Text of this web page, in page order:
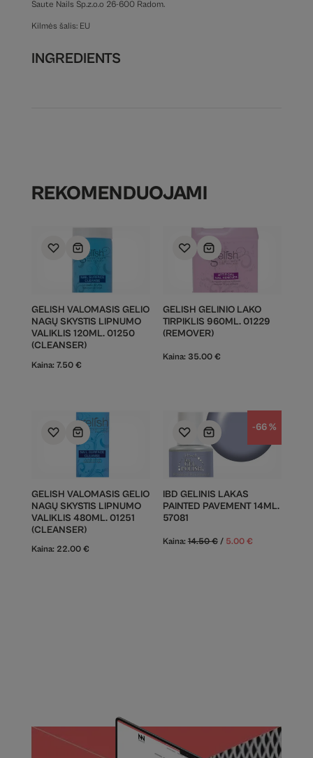
Saute Nails Sp.z.o.o 26-600 Radom.
Kilmės šalis: EU
INGREDIENTS
REKOMENDUOJAMI
GELISH VALOMASIS GELIO
NAGŲ SKYSTIS LIPNUMO
VALIKLIS 120ML. 01250
(CLEANSER)
Kaina: 7.50 €
GELISH GELINIO LAKO
TIRPIKLIS 960ML. 01229
(REMOVER)
Kaina: 35.00 €
GELISH VALOMASIS GELIO
NAGŲ SKYSTIS LIPNUMO
VALIKLIS 480ML. 01251
(CLEANSER)
Kaina: 22.00 €
-66 %
IBD GELINIS LAKAS
PAINTED PAVEMENT 14ML.
57081
Kaina:14.50€ / 5.00 €